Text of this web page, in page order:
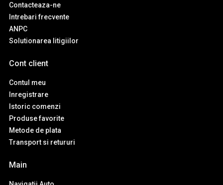
Contacteaza-ne
Intrebari frecvente
ANPC
Solutionarea litigiilor
Cont client
Contul meu
Inregistrare
Istoric comenzi
Produse favorite
Metode de plata
Transport si retururi
Main